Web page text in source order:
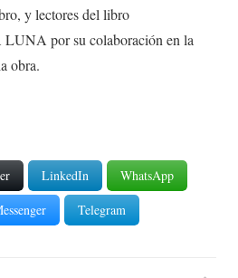
y lectores del libro
por su colaboración en la
obra.
LinkedIn
WhatsApp
Telegram